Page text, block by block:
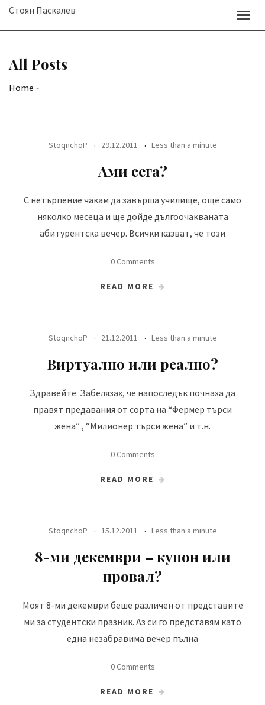
SkipСтоян Паскалев
All Posts
Home -
StoqnchoP 29.12.2011 Less than a minute
Ами сега?
С нетърпение чакам да завърша училище, още само
няколко месеца и ще дойде дългоочакваната
абитурентска вечер. Всички казват, че този
0 Comments
READ MORE
StoqnchoP 21.12.2011 Less than a minute
Виртуално или реално?
Здравейте. Забелязах, че напоследък почнаха да
правят предавания от сорта на “Фермер търси
жена” , “Милионер търси жена” и т.н.
0 Comments
READ MORE
StoqnchoP 15.12.2011 Less than a minute
8-ми декември – купон или
провал?
Моят 8-ми декември беше различен от представите
ми за студентски празник. Аз си го представям като
една незабравима вечер пълна
0 Comments
READ MORE